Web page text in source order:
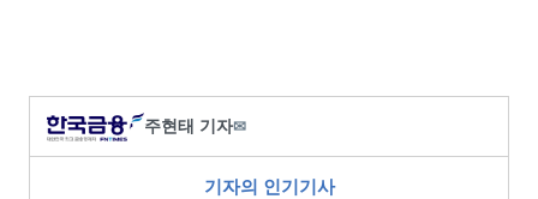
주현태 기자✉
기자의 인기기사